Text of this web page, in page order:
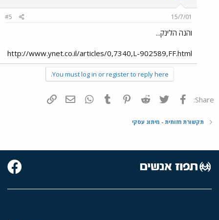
15/7/01
#5
והנה הלינק...
http://www.ynet.co.il/articles/0,7340,L-902589,FF.html
You must log in or register to reply here.
Share: פייסבוק Twitter
Reddit
Pinterest
Tumblr
WhatsAppדואר אלקטרוני
תקשורת חזותית - מיתוג עסקי